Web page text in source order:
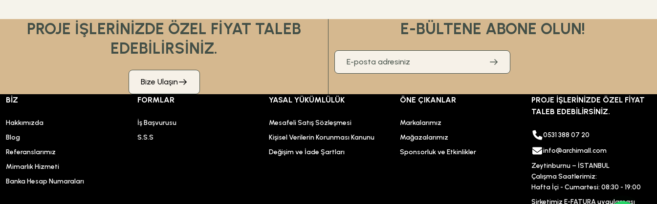
PROJE İŞLERİNİZDE ÖZEL FİYAT TALEB
EDEBİLİRSİNİZ.
Bize Ulaşın
E-BÜLTENE ABONE OLUN!
BİZ
Hakkımızda
Blog
Referanslarımız
Mimarlık Hizmeti
Banka Hesap Numaraları
FORMLAR
İş Başvurusu
S.S.S
YASAL YÜKÜMLÜLÜK
Mesafeli Satış Sözleşmesi
Kişisel Verilerin Korunması Kanunu
Değişim ve İade Şartları
ÖNE ÇIKANLAR
Markalarımız
Mağazalarımız
Sponsorluk ve Etkinlikler
PROJE İŞLERİNİZDE ÖZEL FİYAT
TALEB EDEBİLİRSİNİZ.
0531 388 07 20
info@archimall.com
Zeytinburnu – İSTANBUL
Çalışma Saatlerimiz:
Hafta İçi - Cumartesi: 08:30 - 19:00
Şirketimiz E-FATURA uygulaması